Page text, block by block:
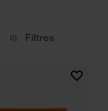
Filtres